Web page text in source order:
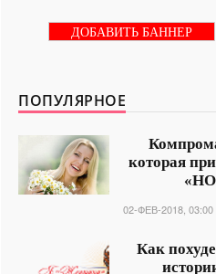
ДОБАВИТЬ БАННЕР
ПОПУЛЯРНОЕ
которая
02-ФЕВ-2018, 03:00
Как